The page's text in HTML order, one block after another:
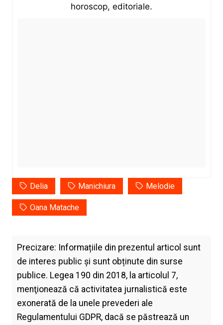
horoscop, editoriale.
Delia Manichiura Melodie
Oana Matache
Precizare: Informațiile din prezentul articol sunt
de interes public și sunt obținute din surse
publice. Legea 190 din 2018, la articolul 7,
menţionează că activitatea jurnalistică este
exonerată de la unele prevederi ale
Regulamentului GDPR, dacă se păstrează un